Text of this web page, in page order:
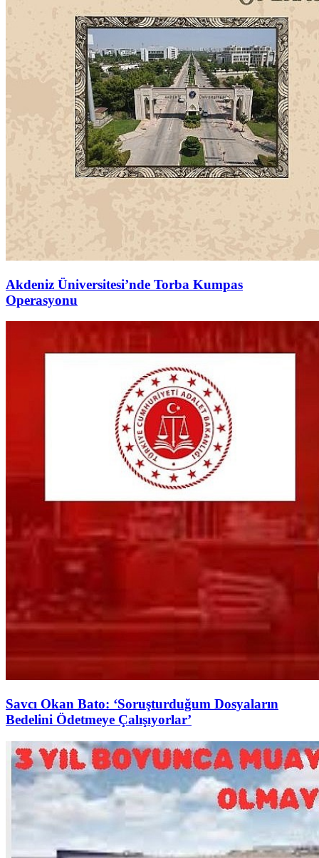
Akdeniz Üniversitesi’nde Torba Kumpas
Operasyonu
Savcı Okan Bato: ‘Soruşturduğum Dosyaların
Bedelini Ödetmeye Çalışıyorlar’